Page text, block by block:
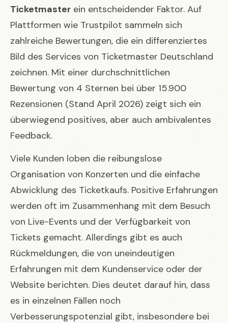
Ticketmaster ein entscheidender Faktor. Auf
Plattformen wie Trustpilot sammeln sich
zahlreiche Bewertungen, die ein differenziertes
Bild des Services von Ticketmaster Deutschland
zeichnen. Mit einer durchschnittlichen
Bewertung von 4 Sternen bei über 15.900
Rezensionen (Stand April 2026) zeigt sich ein
überwiegend positives, aber auch ambivalentes
Feedback.
Viele Kunden loben die reibungslose
Organisation von Konzerten und die einfache
Abwicklung des Ticketkaufs. Positive Erfahrungen
werden oft im Zusammenhang mit dem Besuch
von Live-Events und der Verfügbarkeit von
Tickets gemacht. Allerdings gibt es auch
Rückmeldungen, die von uneindeutigen
Erfahrungen mit dem Kundenservice oder der
Website berichten. Dies deutet darauf hin, dass
es in einzelnen Fällen noch
Verbesserungspotenzial gibt, insbesondere bei